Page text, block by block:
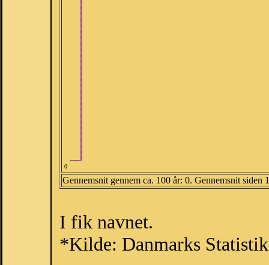
0
Gennemsnit gennem ca. 100 år: 0. Gennemsnit siden
I fik navnet.
*Kilde: Danmarks Statistik